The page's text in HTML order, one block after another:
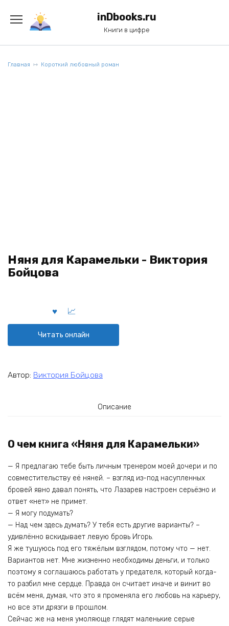
содержанию
inDbooks.ru
Книги в цифре
Главная Короткий любовный роман
Няня для Карамельки - Виктория
Бойцова
Читать онлайн
Автор: Виктория Бойцова
Описание
О чем книга «Няня для Карамельки»
— Я предлагаю тебе быть личным тренером моей дочери и по
совместительству её няней. – взгляд из-под насупленных
бровей явно давал понять, что Лазарев настроен серьёзно и
ответ «нет» не примет.
— Я могу подумать?
— Над чем здесь думать? У тебя есть другие варианты? –
удивлённо вскидывает левую бровь Игорь.
Я же тушуюсь под его тяжёлым взглядом, потому что — нет.
Вариантов нет. Мне жизненно необходимы деньги, и только
поэтому я соглашаюсь работать у предателя, который когда-
то разбил мне сердце. Правда он считает иначе и винит во
всём меня, думая, что это я променяла его любовь на карьеру,
но все эти дрязги в прошлом.
Сейчас же на меня умоляюще глядят маленькие серые